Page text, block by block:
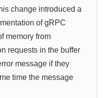
change introduced a
of gRPC
memory from
requests in the buffer
message if they
time the message